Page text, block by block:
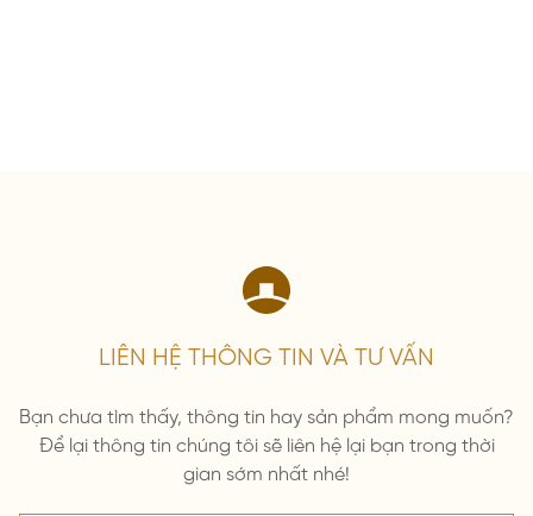
LIÊN HỆ THÔNG TIN VÀ TƯ VẤN
Bạn chưa tìm thấy, thông tin hay sản phẩm mong muốn?
Để lại thông tin chúng tôi sẽ liên hệ lại bạn trong thời
gian sớm nhất nhé!